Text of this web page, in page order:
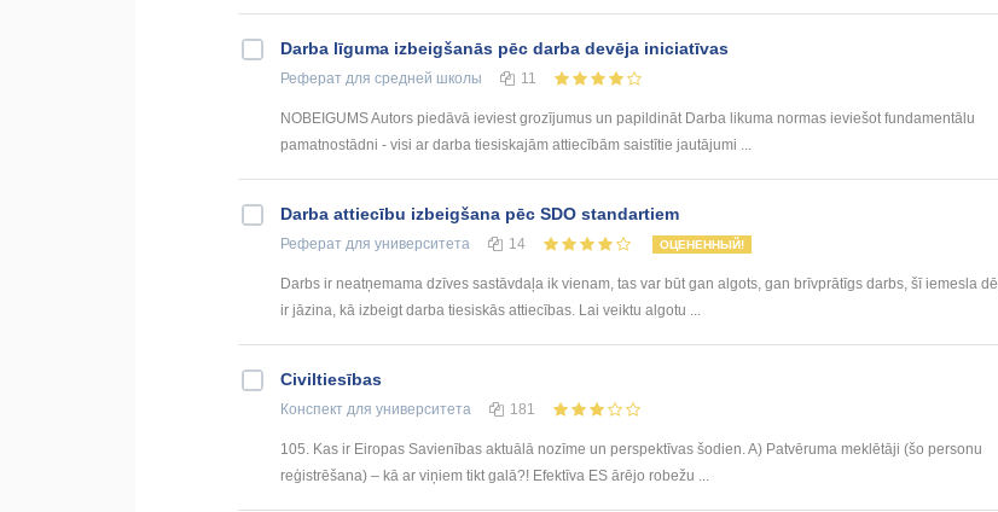
Darba līguma izbeigšanās pēc darba devēja iniciatīvas
Реферат для средней школы 11
NOBEIGUMS Autors piedāvā ieviest grozījumus un papildināt Darba likuma normas ieviešot fundamentālu
pamatnostādni - visi ar darba tiesiskajām attiecībām saistītie jautājumi ...
Darba attiecību izbeigšana pēc SDO standartiem
Реферат для университета 14 ОЦЕНЕННЫЙ!
Darbs ir neatņemama dzīves sastāvdaļa ik vienam, tas var būt gan algots, gan brīvprātīgs darbs, šī iemesla dēļ
ir jāzina, kā izbeigt darba tiesiskās attiecības. Lai veiktu algotu ...
Civiltiesības
Конспект для университета 181
105. Kas ir Eiropas Savienības aktuālā nozīme un perspektīvas šodien. A) Patvēruma meklētāji (šo personu
reģistrēšana) – kā ar viņiem tikt galā?! Efektīva ES ārējo robežu ...